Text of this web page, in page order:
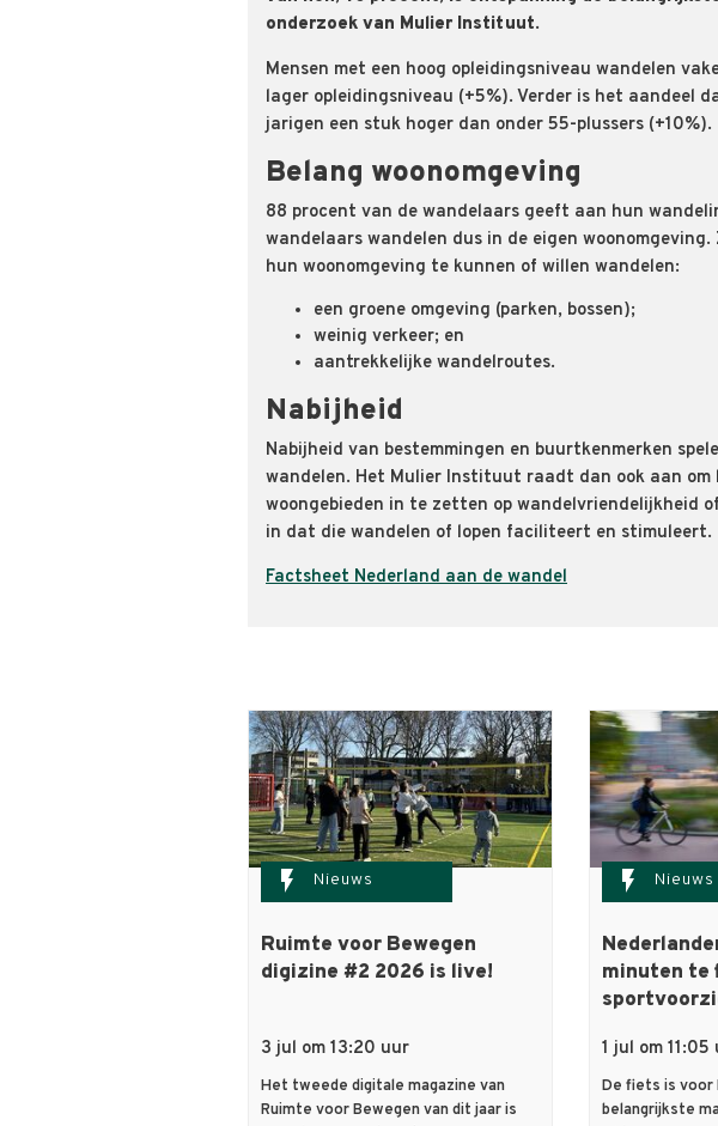
onderzoek van Mulier Instituut.
Mensen met een hoog opleidingsniveau wandelen
lager opleidingsniveau (+5%). Verder is het aandeel
jarigen een stuk hoger dan onder 55-plussers (+10%).
Belang woonomgeving
88 procent van de wandelaars geeft aan hun
wandelaars wandelen dus in de eigen
hun woonomgeving te kunnen of willen wandelen:
een groene omgeving (parken, bossen);
weinig verkeer; en
aantrekkelijke wandelroutes.
Nabijheid
Nabijheid van bestemmingen en buurtkenmerken
wandelen. Het Mulier Instituut raadt dan ook aan
woongebieden in te zetten op wandelvriendelijkheid
in dat die wandelen of lopen faciliteert en stimuleert.
Factsheet Nederland aan de wandel
flash_on Nieuws
Ruimte voor Bewegen
digizine #2 2026 is live!
3 jul om 13:20 uur
Het tweede digitale magazine van
Ruimte voor Bewegen van dit jaar is
flash_on Nieuws
minuten te
1 jul om 11:05
De fiets is voor
belangrijkste